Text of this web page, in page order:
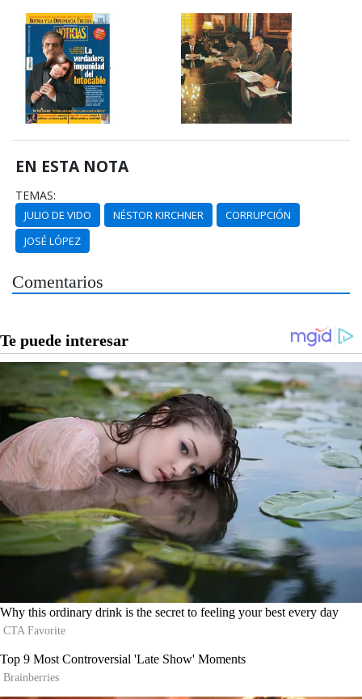
EN ESTA NOTA
TEMAS:
JULIO DE VIDO NÉSTOR KIRCHNER
CORRUPCIÓN
JOSÉ LÓPEZ
Comentarios